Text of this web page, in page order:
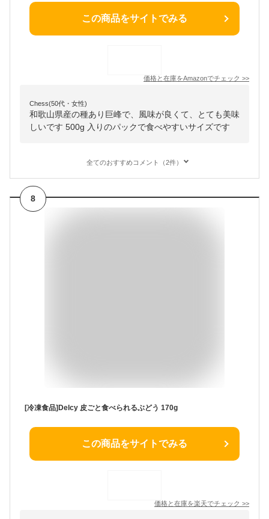
この商品をサイトでみる
価格と在庫をAmazonでチェック >>
Chess(50代・女性)
和歌山県産の種あり巨峰で、風味が良くて、とても美味
しいです 500g 入りのパックで食べやすいサイズです
全てのおすすめコメント（2件）
8
[冷凍食品]Delcy 皮ごと食べられるぶどう 170g
この商品をサイトでみる
価格と在庫を楽天でチェック >>